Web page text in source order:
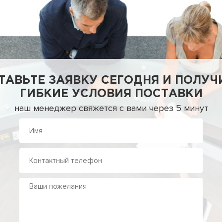
ЗАЯВКУ СЕГОДНЯ И
ГИБКИЕ УСЛОВИЯ ПОСТАВКИ
наш менеджер свяжется с вами через 5 минут